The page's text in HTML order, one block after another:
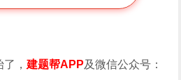
了，建题帮APP及微信公众号：